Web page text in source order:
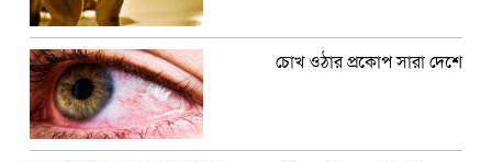
চোখ ওঠার প্রকোপ সারা দেশে